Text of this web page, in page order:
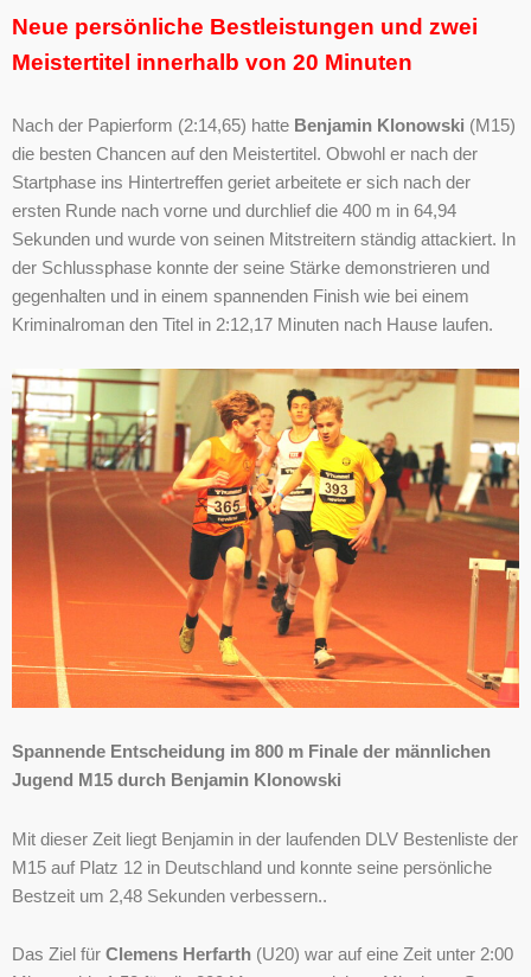
Neue persönliche Bestleistungen und zwei
Meistertitel innerhalb von 20 Minuten
Nach der Papierform (2:14,65) hatte Benjamin Klonowski (M15)
die besten Chancen auf den Meistertitel. Obwohl er nach der
Startphase ins Hintertreffen geriet arbeitete er sich nach der
ersten Runde nach vorne und durchlief die 400 m in 64,94
Sekunden und wurde von seinen Mitstreitern ständig attackiert. In
der Schlussphase konnte der seine Stärke demonstrieren und
gegenhalten und in einem spannenden Finish wie bei einem
Kriminalroman den Titel in 2:12,17 Minuten nach Hause laufen.
Spannende Entscheidung im 800 m Finale der männlichen
Jugend M15 durch Benjamin Klonowski
Mit dieser Zeit liegt Benjamin in der laufenden DLV Bestenliste der
M15 auf Platz 12 in Deutschland und konnte seine persönliche
Bestzeit um 2,48 Sekunden verbessern..
Das Ziel für Clemens Herfarth (U20) war auf eine Zeit unter 2:00